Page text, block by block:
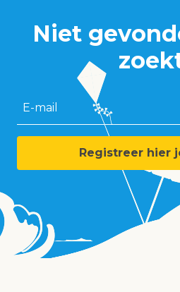
Niet
E-mail
Registreer hier